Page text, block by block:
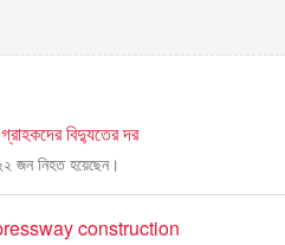
বিদ্যুতের দর
জন নিহত হয়েছেন।
construction